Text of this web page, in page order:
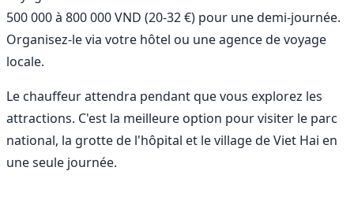
500 000 à 800 000 VND (20-32 €) pour une demi-journée.
Organisez-le via votre hôtel ou une agence de voyage
locale.
Le chauffeur attendra pendant que vous explorez les
attractions. C'est la meilleure option pour visiter le parc
national, la grotte de l'hôpital et le village de Viet Hai en
une seule journée.